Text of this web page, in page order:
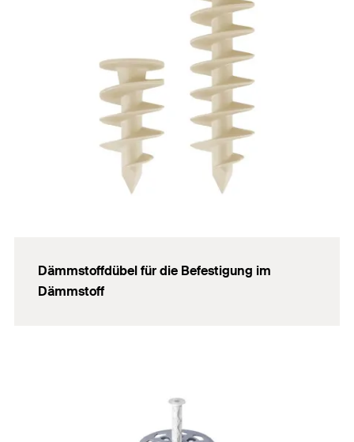
Dämmstoffdübel für die Befestigung im
Dämmstoff